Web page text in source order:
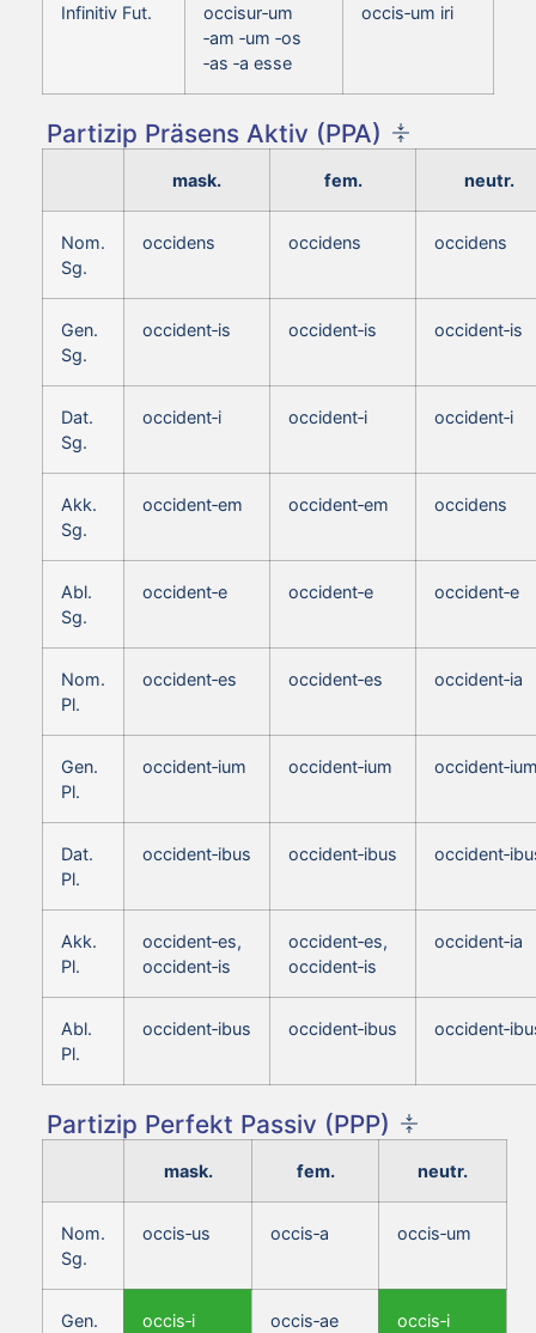
Infinitiv Fut.
occisur‑um
‑am ‑um ‑os
‑as ‑a esse
occis‑um iri
Partizip Präsens Aktiv (PPA)
mask. fem. neutr.
Nom.
Sg.
occidens occidens occidens
Gen.
Sg.
occident‑is occident‑is occident‑is
Dat.
Sg.
occident‑i occident‑i occident‑i
Akk.
Sg.
occident‑em occident‑em occidens
Abl.
Sg.
occident‑e occident‑e occident‑e
Nom.
Pl.
occident‑es occident‑es occident‑ia
Gen.
Pl.
occident‑ium occident‑ium
Dat.
Pl.
occident‑ibus occident‑ibus
Akk.
Pl.
occident‑es,
occident‑is
occident‑es,
occident‑is
occident‑ia
Abl.
Pl.
occident‑ibus occident‑ibus
Partizip Perfekt Passiv (PPP)
mask. fem. neutr.
Nom.
Sg.
occis‑us occis‑a occis‑um
Gen.
occis‑i occis‑ae occis‑i